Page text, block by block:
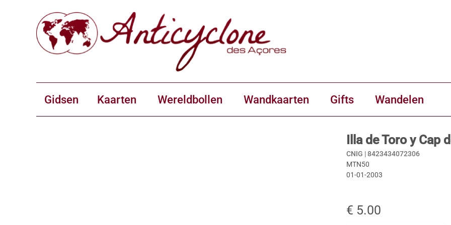
Gidsen Kaarten Wereldbollen Wandkaarten Gifts Wandelen
Illa de Toro y
CNIG |8423434072306
MTN50
01-01-2003
€ 5.00